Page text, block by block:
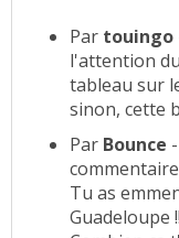
Par touingo
l'attention
tableau sur
sinon, cette
Par Bounce
Tu as
Guadeloupe